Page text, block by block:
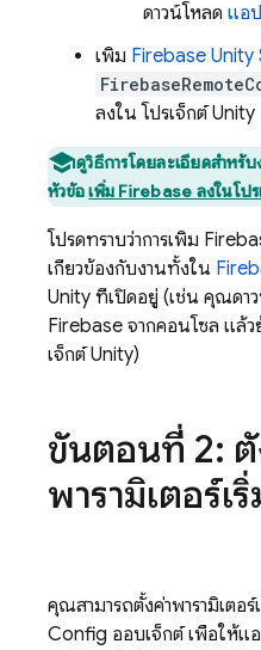
ดาวน์โหลด แอ
เพิ่ม Firebase Unity
ลงใน โปรเจ็กต์ Unity
ดูวิธีการโดยละเอียดสำหรับ
หัวข้อเพิ่ม Firebase ลงในโป
โปรดทราบว่าการเพิ่ม
เกี่ยวข้องกับงานทั้งใน
Unity ที่เปิดอยู่ (เช่น คุณดา
Firebase จากคอนโซล แล้ว
เจ็กต์ Unity)
ขั้นตอนที่ 2: ตั้
พารามิเตอร์เ
คุณสามารถตั้งค่าพารามิเตอ
Config ออบเจ็กต์ เพื่อให้แ